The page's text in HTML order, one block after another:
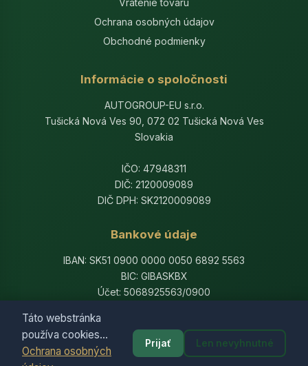
Táto webstránka
používa cookies...
Ochrana osobných
Prijať Len nevyhnutné
Ochrana osobných údajov
Obchodné podmienky
Informácie o spoločnosti
AUTOGROUP-EU s.r.o.
Tušická Nová Ves 90, 072 02 Tušická Nová Ves
Slovakia
IČO: 47948311
DIČ: 2120009089
DIČ DPH: SK2120009089
Bankové údaje
IBAN: SK51 0900 0000 0050 6892 5563
BIC: GIBASKBX
Účet: 5068925563/0900